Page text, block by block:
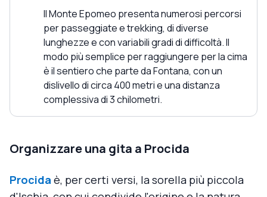
Il Monte Epomeo presenta numerosi percorsi
per passeggiate e trekking, di diverse
lunghezze e con variabili gradi di difficoltà. Il
modo più semplice per raggiungere per la cima
è il sentiero che parte da Fontana, con un
dislivello di circa 400 metri e una distanza
complessiva di 3 chilometri.
Organizzare una gita a Procida
Procida è, per certi versi, la sorella più piccola